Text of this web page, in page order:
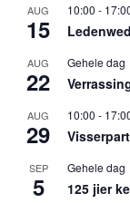
AUG
15
10:00 -
AUG
22
Gehele dag
AUG
29
10:00 -
SEP
5
Gehele dag
125 jier